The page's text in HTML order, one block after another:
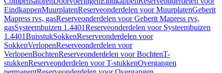
EindkappenMuurplatenReserveonderdelen voor MuurplatenGeberit
Mapress rvs, gasReserveonderdelen voor Geberit Mapress rvs,
gasSysteembuizen 1.4401Reserveonderdelen voor Systeembuizen
1.4401BuisstukSokkenReserveonderdelen voor
SokkenVerlopenReserveonderdelen voor
VerlopenBochtenReserveonderdelen voor BochtenT-
stukkenReserveonderdelen voor T-stukkenOvergangen